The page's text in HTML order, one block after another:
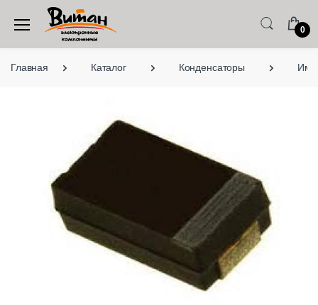
0
Главная Каталог Конденсаторы